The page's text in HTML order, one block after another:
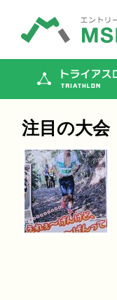
トライアスロン
注目の大会